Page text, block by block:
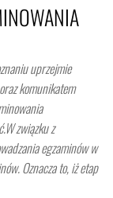
uprzejmie
komunikatem
związku z
egzaminów w
Oznacza to, iż etap